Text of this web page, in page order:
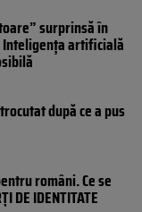
surprinsă în
artificială
după ce a pus
români. Ce se
DE IDENTITATE